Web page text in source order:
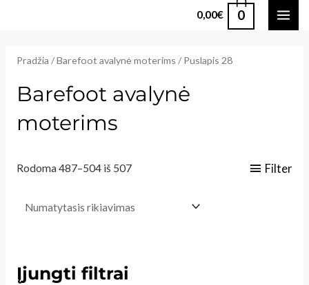
0,00€ 0
Pradžia /Barefoot avalynė moterims / Puslapis 28
Barefoot avalynė
moterims
Rodoma 487–504 iš 507 Filter
Įjungti filtrai